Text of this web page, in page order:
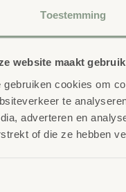
Toestemming
website maakt
gebruiken cookies om
te
adverteren en
of die ze hebben